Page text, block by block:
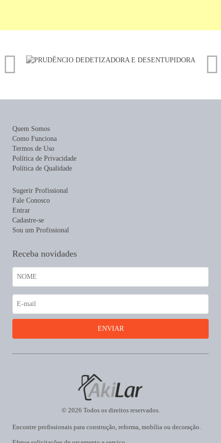
Quem Somos
Como Funciona
Termos de Uso
Política de Privacidade
Política de Qualidade
Sugerir Profissional
Fale Conosco
Entrar
Cadastre-se
Sou um Profissional
Receba novidades
Encontre profissionais para construção, reforma, mobília ou decoração.
© 2026 Todos os direitos reservados.